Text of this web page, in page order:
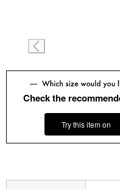
Check the
Try this item on